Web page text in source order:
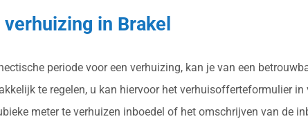
in Brakel
periode voor een verhuizing, kan je van een
te regelen, u kan hiervoor het verhuisofferteformulier
meter te verhuizen inboedel of het omschrijven van de